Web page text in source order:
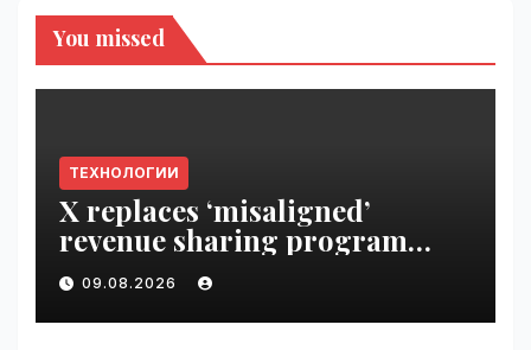
You missed
ТЕХНОЛОГИИ
X replaces ‘misaligned’
revenue sharing program
with Original Content
Rewards | VseTime.ru
09.08.2026